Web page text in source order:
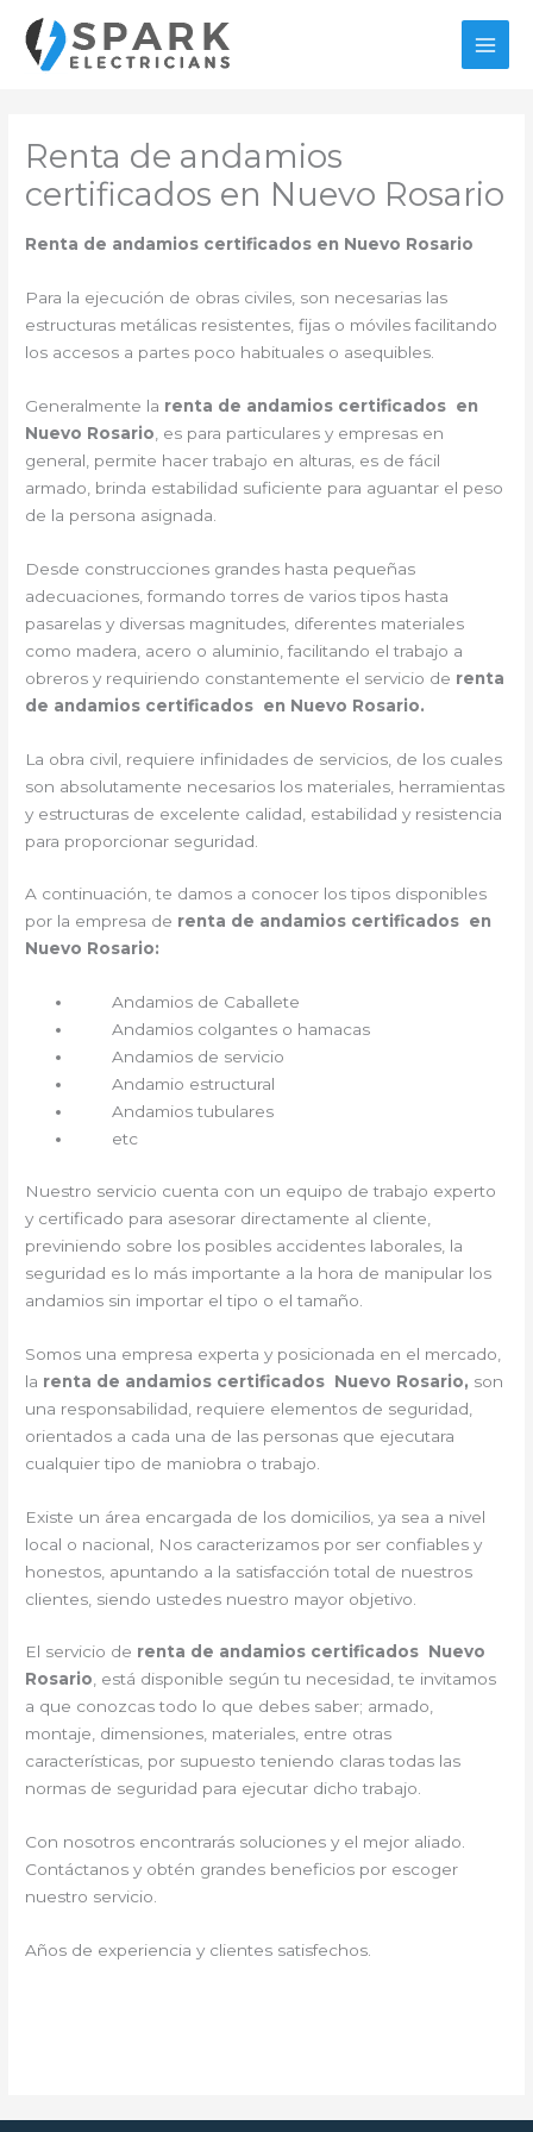
contenido
Renta de andamios
certificados en Nuevo Rosario
Renta de andamios certificados en Nuevo Rosario
Para la ejecución de obras civiles, son necesarias las
estructuras metálicas resistentes, fijas o móviles facilitando
los accesos a partes poco habituales o asequibles.
Generalmente la renta de andamios certificados en
Nuevo Rosario , es para particulares y empresas en
general, permite hacer trabajo en alturas, es de fácil
armado, brinda estabilidad suficiente para aguantar el peso
de la persona asignada.
Desde construcciones grandes hasta pequeñas
adecuaciones, formando torres de varios tipos hasta
pasarelas y diversas magnitudes, diferentes materiales
como madera, acero o aluminio, facilitando el trabajo a
obreros y requiriendo constantemente el servicio de renta
de andamios certificados en Nuevo Rosario.
La obra civil, requiere infinidades de servicios, de los cuales
son absolutamente necesarios los materiales, herramientas
y estructuras de excelente calidad, estabilidad y resistencia
para proporcionar seguridad.
A continuación, te damos a conocer los tipos disponibles
por la empresa de renta de andamios certificados en
Nuevo Rosario:
Andamios de Caballete
Andamios colgantes o hamacas
Andamios de servicio
Andamio estructural
Andamios tubulares
etc
Nuestro servicio cuenta con un equipo de trabajo experto
y certificado para asesorar directamente al cliente,
previniendo sobre los posibles accidentes laborales, la
seguridad es lo más importante a la hora de manipular los
andamios sin importar el tipo o el tamaño.
Somos una empresa experta y posicionada en el mercado,
la renta de andamios certificados Nuevo Rosario, son
una responsabilidad, requiere elementos de seguridad,
orientados a cada una de las personas que ejecutara
cualquier tipo de maniobra o trabajo.
Existe un área encargada de los domicilios, ya sea a nivel
local o nacional, Nos caracterizamos por ser confiables y
honestos, apuntando a la satisfacción total de nuestros
clientes, siendo ustedes nuestro mayor objetivo.
El servicio de renta de andamios certificados Nuevo
Rosario, está disponible según tu necesidad, te invitamos
a que conozcas todo lo que debes saber; armado,
montaje, dimensiones, materiales, entre otras
características, por supuesto teniendo claras todas las
normas de seguridad para ejecutar dicho trabajo.
Con nosotros encontrarás soluciones y el mejor aliado.
Contáctanos y obtén grandes beneficios por escoger
nuestro servicio.
Años de experiencia y clientes satisfechos.